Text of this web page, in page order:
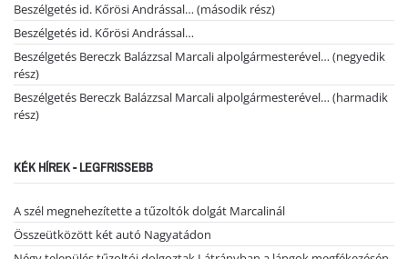
Beszélgetés id. Kőrösi Andrással… (második rész)
Beszélgetés id. Kőrösi Andrással…
Beszélgetés Bereczk Balázzsal Marcali alpolgármesterével… (negyedik
rész)
Beszélgetés Bereczk Balázzsal Marcali alpolgármesterével… (harmadik
rész)
KÉK HÍREK - LEGFRISSEBB
A szél megnehezítette a tűzoltók dolgát Marcalinál
Összeütközött két autó Nagyatádon